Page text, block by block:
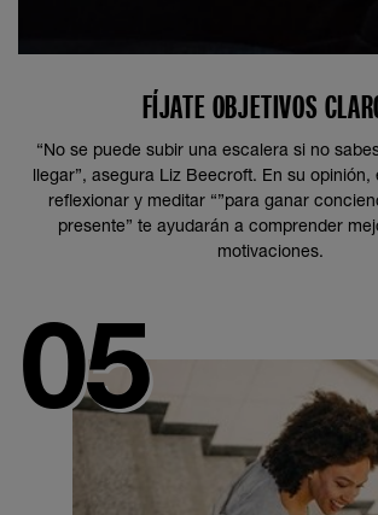
FÍJATE OBJETIVOS
“No se puede subir una escalera si no
llegar”, asegura Liz Beecroft. En su opinión,
reflexionar y meditar “”para ganar
presente” te ayudarán a comprender
motivaciones.